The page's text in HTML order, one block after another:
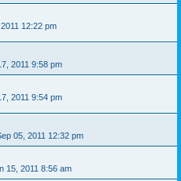
12:22 pm
2011 9:58 pm
2011 9:54 pm
05, 2011 12:32 pm
15, 2011 8:56 am